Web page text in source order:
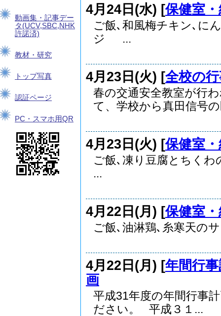
動画集・記事デー
タ(UCV,SBC,NHK
許諾済)
教材・研究
トップ写真
認証ページ
PC・スマホ用QR
4月24日(水) [保健室
ご飯､和風梅チキン､に
ジ ...
4月23日(火) [全校の
春の交通安全教室が行
て、学校から真田信号
4月23日(火) [保健室
ご飯､凍り豆腐とちく
...
4月22日(月) [保健室
ご飯､油淋鶏､糸寒天
4月22日(月) [年間行
画
平成31年度の年間行事
ださい。 平成３１...